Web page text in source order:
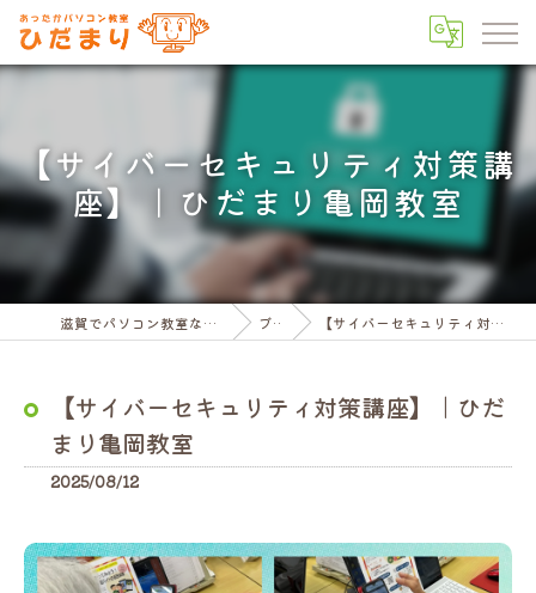
【サイバーセキュリティ対策講
座】｜ひだまり亀岡教室
滋賀でパソコン教室ならパソコン教室ひだまり ブログ 【サイバーセキュリティ対策講座】｜ひだまり亀岡教室
【サイバーセキュリティ対策講座】｜ひだ
まり亀岡教室
2025/08/12